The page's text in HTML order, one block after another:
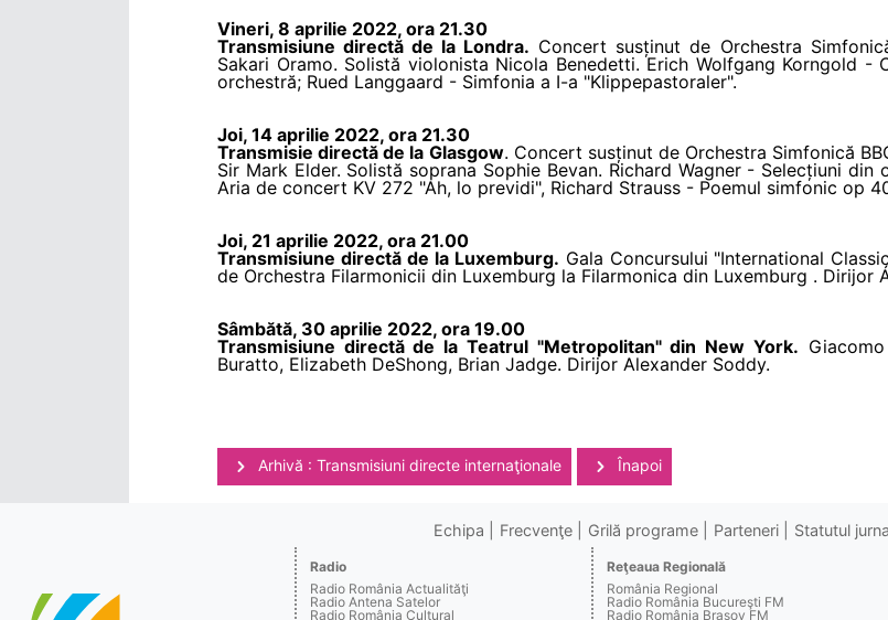
Vineri, 8 aprilie 2022, ora 21.30
Transmisiune directă de la Londra. Concert susținut de Orchestra
Sakari Oramo. Solistă violonista Nicola Benedetti. Erich Wolfgang Korngold
orchestră; Rued Langgaard - Simfonia a I-a "Klippepastoraler".
Joi, 14 aprilie 2022, ora 21.30
Transmisie directă de la Glasgow. Concert susținut de Orchestra Simfonică
Sir Mark Elder. Solistă soprana Sophie Bevan. Richard Wagner - Selecțiuni
Aria de concert KV 272 "Ah, lo previdi", Richard Strauss - Poemul simfonic op
Joi, 21 aprilie 2022, ora 21.00
Transmisiune directă de la Luxemburg. Gala Concursului "International
de Orchestra Filarmonicii din Luxemburg la Filarmonica din Luxemburg . Dirijor
Sâmbătă, 30 aprilie 2022, ora 19.00
Transmisiune directă de la Teatrul "Metropolitan" din New York.
Buratto, Elizabeth DeShong, Brian Jadge. Dirijor Alexander Soddy.
Arhivă : Transmisiuni directe internaţionale Înapoi
Echipa Frecvenţe Grilă programe Parteneri Statutul
Radio
Radio România Actualităţi
Radio Antena Satelor
Radio România Cultural
Reţeaua Regională
România Regional
Radio România Bucureşti FM
Radio România Braşov FM